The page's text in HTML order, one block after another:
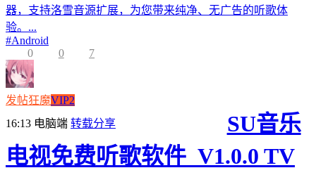
器，支持洛雪音源扩展，为您带来纯净、无广告的听歌体
验。...
#Android
0
0 7
发帖狂魔VIP2
16:13 电脑端 转载分享
SU音乐
电视免费听歌软件_V1.0.0 TV